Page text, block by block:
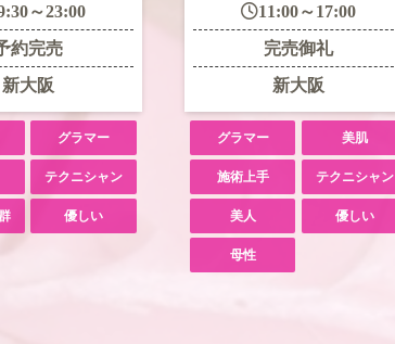
～23:00
約完売
新大阪
グラマー
テクニシャン
優しい
11:00～17:00
完売御礼
新大阪
グラマー 美肌
施術上手 テクニシャン
美人 優しい
母性